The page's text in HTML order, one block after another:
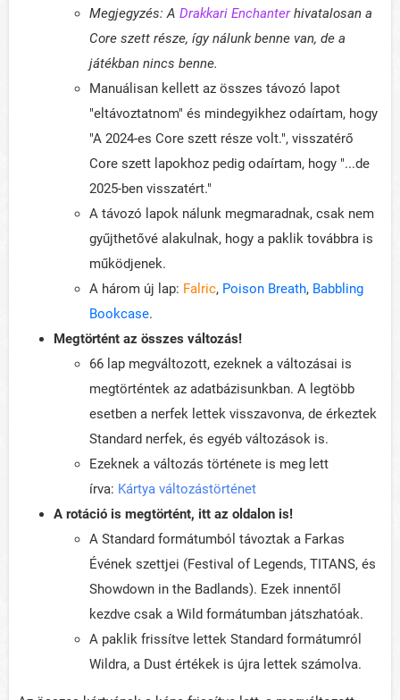
Megjegyzés: A Drakkari Enchanterhivatalosan a
Core szett része, így nálunk benne van, de a
játékban nincs benne.
Manuálisan kellett az összes távozó lapot
"eltávoztatnom" és mindegyikhez odaírtam, hogy
"A 2024-es Core szett része volt.", visszatérő
Core szett lapokhoz pedig odaírtam, hogy "...de
2025-ben visszatért."
A távozó lapok nálunk megmaradnak, csak nem
gyűjthetővé alakulnak, hogy a paklik továbbra is
működjenek.
A három új lap: Falric, Poison Breath, Babbling
Bookcase.
Megtörtént az összes változás!
66 lap megváltozott, ezeknek a változásai is
megtörténtek az adatbázisunkban. A legtöbb
esetben a nerfek lettek visszavonva, de érkeztek
Standard nerfek, és egyéb változások is.
Ezeknek a változás története is meg lett
írva: Kártya változástörténet
A rotáció is megtörtént, itt az oldalon is!
A Standard formátumból távoztak a Farkas
Évének szettjei (Festival of Legends, TITANS, és
Showdown in the Badlands). Ezek innentől
kezdve csak a Wild formátumban játszhatóak.
A paklik frissítve lettek Standard formátumról
Wildra, a Dust értékek is újra lettek számolva.